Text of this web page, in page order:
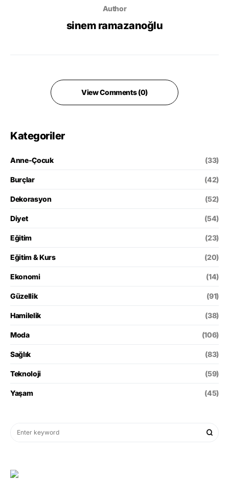
Author
sinem ramazanoğlu
View Comments (0)
Kategoriler
Anne-Çocuk (33)
Burçlar (42)
Dekorasyon (52)
Diyet (54)
Eğitim (23)
Eğitim & Kurs (20)
Ekonomi (14)
Güzellik (91)
Hamilelik (38)
Moda (106)
Sağlık (83)
Teknoloji (59)
Yaşam (45)